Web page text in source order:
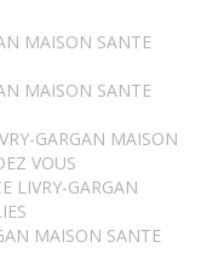
MAISON SANTE
MAISON SANTE
GARGAN MAISON
VOUS
LIVRY-GARGAN
MAISON SANTE